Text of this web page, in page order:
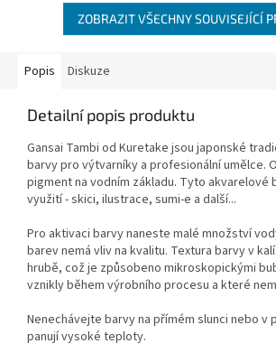
ZOBRAZIT VŠECHNY SOUVISEJÍCÍ
Popis Diskuze
Detailní popis produktu
Gansai Tambi od Kuretake jsou japonské
barvy pro výtvarníky a profesionální umělce.
pigment na vodním základu. Tyto akvarelové
využití - skici, ilustrace, sumi-e a další...
Pro aktivaci barvy naneste malé množství
barev nemá vliv na kvalitu. Textura barvy v
hrubě, což je způsobeno mikroskopickými
vznikly během výrobního procesu a které
Nenechávejte barvy na přímém slunci nebo v
panují vysoké teploty.